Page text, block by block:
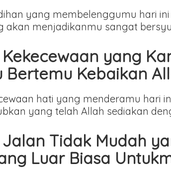
yang membelenggumu hari
akan menjadikanmu sangat
yang
Bertemu Kebaikan
hati yang menderamu hari
yang telah Allah sediakan
Tidak Mudah
Luar Biasa